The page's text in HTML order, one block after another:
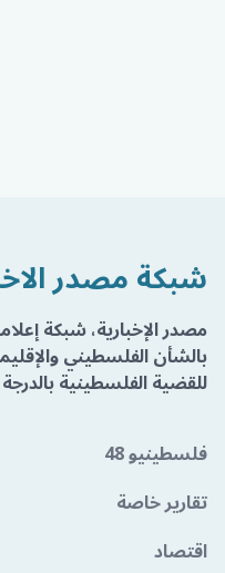
شبكة مصدر
مصدر الإخبارية، شبكة
بالشأن الفلسطيني
للقضية الفلسطينية بالدرجة
فلسطينيو 48
تقارير خاصة
اقتصاد